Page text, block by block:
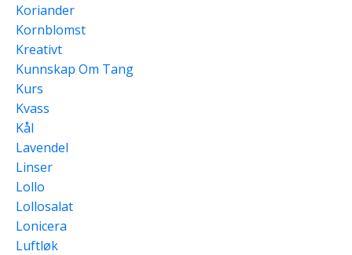
Koriander
Kornblomst
Kreativt
Kunnskap Om Tang
Kurs
Kvass
Kål
Lavendel
Linser
Lollo
Lollosalat
Lonicera
Luftløk